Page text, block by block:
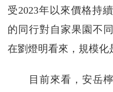
受2023年以來價格持
的同行對自家果園不
在劉燈明看來，規模化
目前來看，安岳檸